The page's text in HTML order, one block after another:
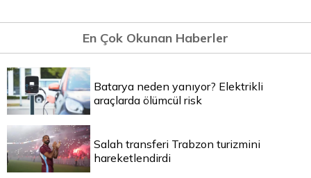
En Çok Okunan Haberler
Batarya neden yanıyor? Elektrikli
araçlarda ölümcül risk
Salah transferi Trabzon turizmini
hareketlendirdi